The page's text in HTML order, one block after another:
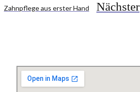
Zahnpflege aus erster Hand
Nächster